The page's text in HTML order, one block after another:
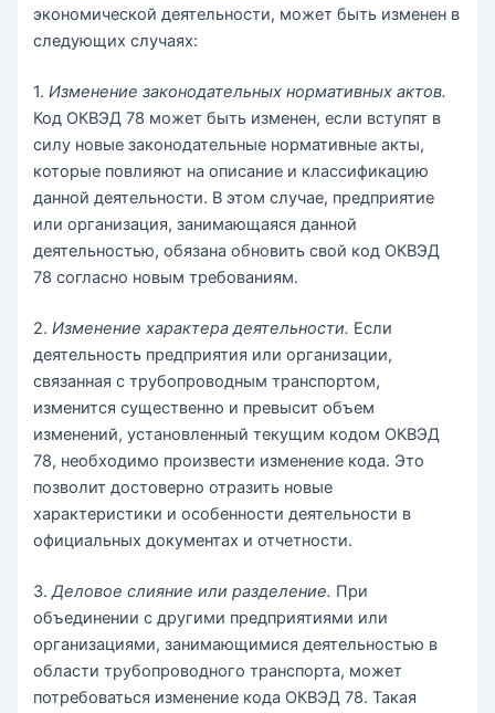
экономической деятельности, может быть изменен в
следующих случаях:
1.Изменение законодательных нормативных актов.
Код ОКВЭД 78 может быть изменен, если вступят в
силу новые законодательные нормативные акты,
которые повлияют на описание и классификацию
данной деятельности. В этом случае, предприятие
или организация, занимающаяся данной
деятельностью, обязана обновить свой код ОКВЭД
78 согласно новым требованиям.
2.Изменение характера деятельности. Если
деятельность предприятия или организации,
связанная с трубопроводным транспортом,
изменится существенно и превысит объем
изменений, установленный текущим кодом ОКВЭД
78, необходимо произвести изменение кода. Это
позволит достоверно отразить новые
характеристики и особенности деятельности в
официальных документах и отчетности.
3.Деловое слияние или разделение. При
объединении с другими предприятиями или
организациями, занимающимися деятельностью в
области трубопроводного транспорта, может
потребоваться изменение кода ОКВЭД 78. Такая